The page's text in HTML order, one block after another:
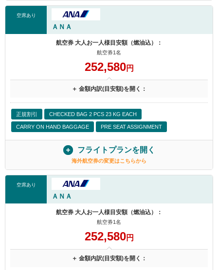
空席あり
ＡＮＡ
航空券 大人お一人様目安額（燃油込）：
航空券1名
252,580円
＋ 金額内訳(目安額)を開く：
正規割引 CHECKED BAG 2 PCS 23 KG EACH
CARRY ON HAND BAGGAGE PRE SEAT ASSIGNMENT
フライトプランを開く
海外航空券の変更はこちらから
空席あり
ＡＮＡ
航空券 大人お一人様目安額（燃油込）：
航空券1名
252,580円
＋ 金額内訳(目安額)を開く：